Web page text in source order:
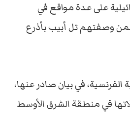
على عدة مواقع في
لمن وصفتهم تل أبيب بأذرع
الفرنسية، في بيان صادر عنها،
في منطقة الشرق الأوسط